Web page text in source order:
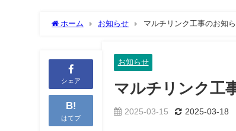
ホーム お知らせ マルチリンク工事のお知
シェア
B!
はてブ
お知らせ
マルチリンク工
2025-03-15 2025-03-18